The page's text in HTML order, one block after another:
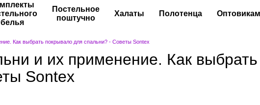
белья
Постельное
поштучно
Халаты Полотенца Оптовикам
Как выбрать покрывало для спальни? - Советы Sontex
и их применение. Как
Sontex